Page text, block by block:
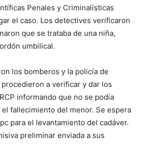
Penales y Criminalísticas
el caso. Los detectives verificaron
que se trataba de una niña,
umbilical.
los bomberos y la policía de
a verificar y dar los
informando que no se podía
el fallecimiento del menor. Se espera
para el levantamiento del cadáver.
preliminar enviada a sus